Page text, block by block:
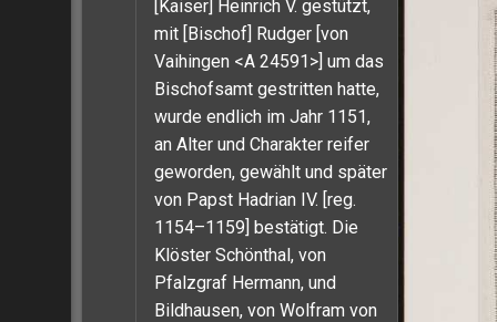
[Kaiser] Heinrich V. gestützt,
mit [Bischof] Rudger [von
Vaihingen <A 24591>] um das
Bischofsamt gestritten hatte,
wurde endlich im Jahr 1151,
an Alter und Charakter reifer
geworden, gewählt und später
von Papst Hadrian IV. [reg.
1154–1159] bestätigt. Die
Klöster Schönthal, von
Pfalzgraf Hermann, und
Bildhausen, von Wolfram von